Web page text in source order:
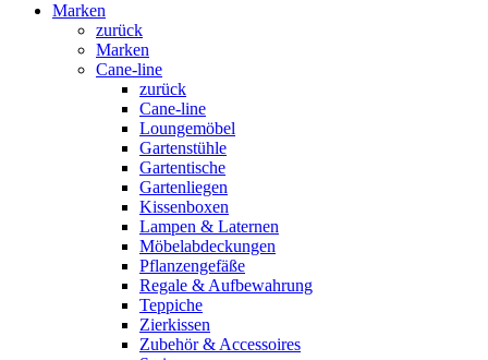
Marken
zurück
Marken
Cane-line
zurück
Cane-line
Loungemöbel
Gartenstühle
Gartentische
Gartenliegen
Kissenboxen
Lampen & Laternen
Möbelabdeckungen
Pflanzengefäße
Regale & Aufbewahrung
Teppiche
Zierkissen
Zubehör & Accessoires